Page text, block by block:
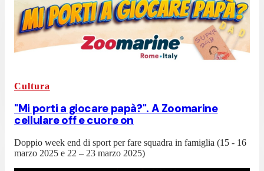
Cultura
"Mi porti a giocare papà?". A Zoomarine
cellulare off e cuore on
Doppio week end di sport per fare squadra in famiglia (15 - 16
marzo 2025 e 22 – 23 marzo 2025)